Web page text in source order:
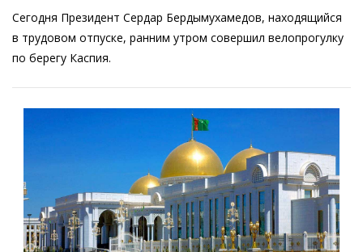
Сегодня Президент Сердар Бердымухамедов, находящийся
в трудовом отпуске, ранним утром совершил велопрогулку
по берегу Каспия.